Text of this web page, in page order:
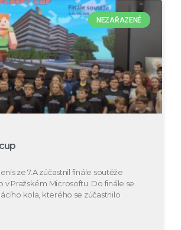
NEZAŘAZENÉ
ze 7.A zúčastnil finále soutěže
v Pražském Microsoftu. Do finále se
kola, kterého se zúčastnilo